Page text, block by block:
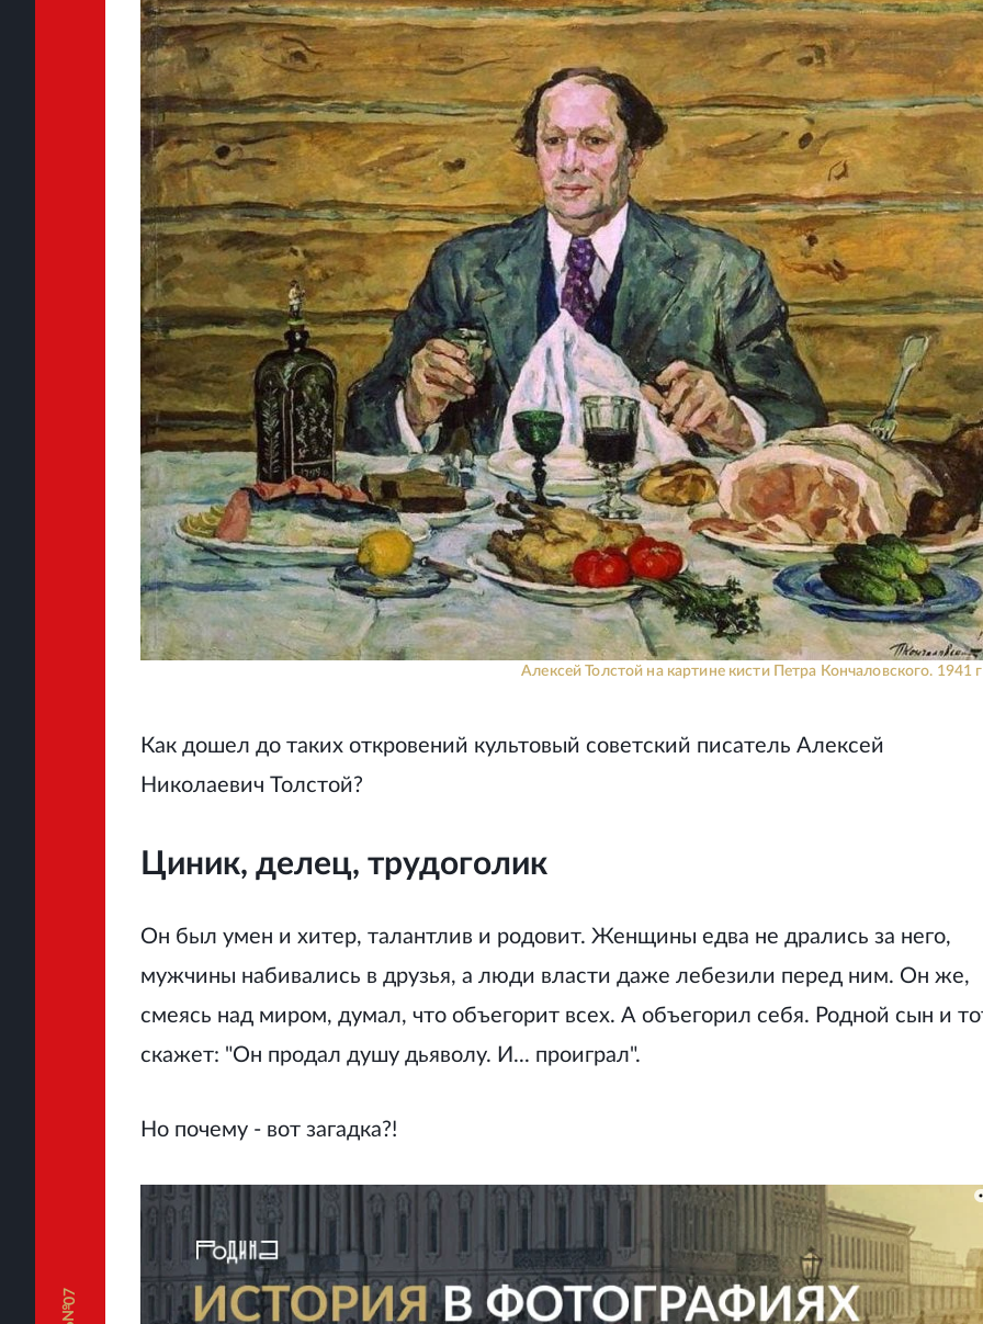
07
Алексей Толстой на картине кисти Петра Кончаловского. 1941
Как дошел до таких откровений культовый советский писатель Алексей
Николаевич Толстой?
Циник, делец, трудоголик
Он был умен и хитер, талантлив и родовит. Женщины едва не дрались за него,
мужчины набивались в друзья, а люди власти даже лебезили перед ним. Он же,
смеясь над миром, думал, что объегорит всех. А объегорил себя. Родной сын и
скажет: "Он продал душу дьяволу. И... проиграл".
Но почему - вот загадка?!